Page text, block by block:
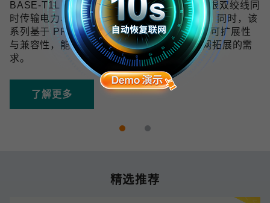
BASE-T1L 技术可在 10 Mbps 带宽下通过单根双绞线同
时传输电力与数据，传输距离最远可达 1 km。同时，该
系列基于 PROFINET 协议开发，具备良好的可扩展性
与兼容性，能够满足未来数字化和工业物联网拓展的需
求。
了解更多
精选推荐